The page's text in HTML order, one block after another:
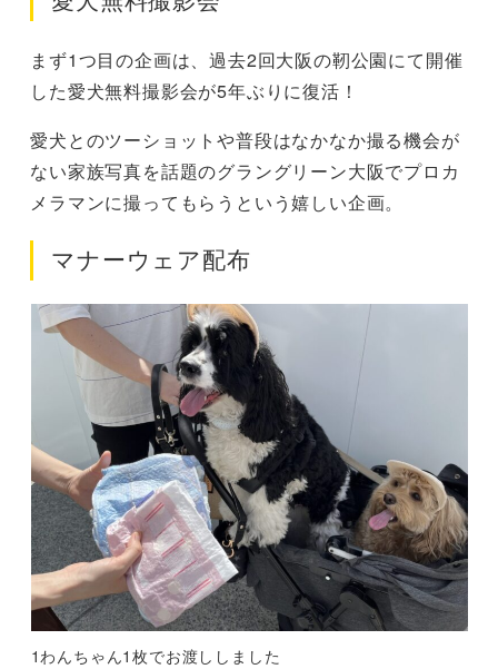
まず1つ目の企画は、過去2回大阪の靭公園にて開催
した愛犬無料撮影会が5年ぶりに復活！
愛犬とのツーショットや普段はなかなか撮る機会が
ない家族写真を話題のグラングリーン大阪でプロカ
メラマンに撮ってもらうという嬉しい企画。
マナーウェア配布
1わんちゃん1枚でお渡ししました